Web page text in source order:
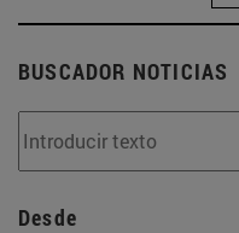
BUSCADOR NOTICIAS
Desde